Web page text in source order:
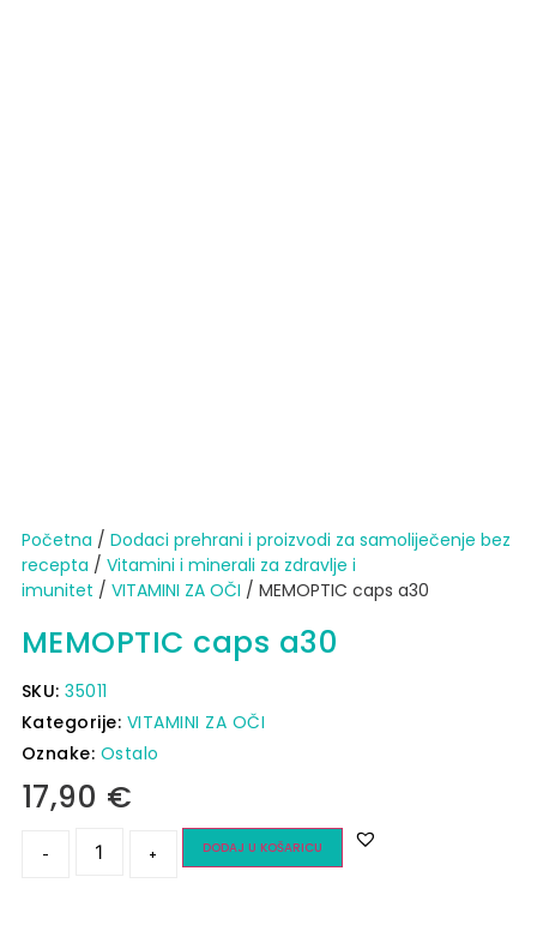
Početna / Dodaci prehrani i proizvodi za samoliječenje bez
recepta / Vitamini i minerali za zdravlje i
imunitet / VITAMINI ZA OČI / MEMOPTIC caps a30
MEMOPTIC caps a30
SKU:35011
Kategorije: VITAMINI ZA OČI
Oznake: Ostalo
17,90 €
- + DODAJ U KOŠARICU